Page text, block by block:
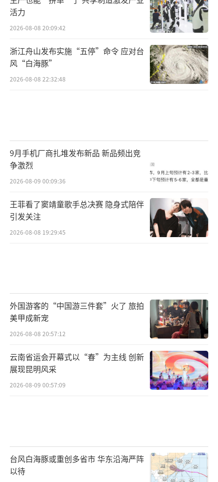
活力
2026-08-08 20:09:42
浙江舟山发布实施“五停”命令 应对台
风“白海豚”
2026-08-08 22:32:48
9月手机厂商扎堆发布新品 新品频出竞
争激烈
2026-08-09 00:09:36
王菲看了窦靖童歌手总决赛 隐身式陪伴
引发关注
2026-08-08 19:29:45
外国游客的“中国游三件套”火了 旅拍
美甲成新宠
2026-08-08 20:57:12
云南省运会开幕式以“春”为主线 创新
展现昆明风采
2026-08-09 00:57:09
台风白海豚或重创多省市 华东沿海严阵
以待